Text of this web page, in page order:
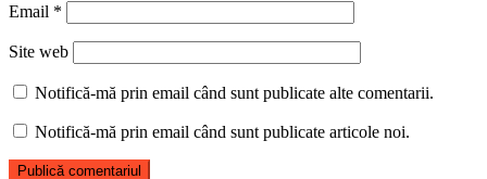
Email *
Site web
Notifică-mă prin email când sunt publicate alte comentarii.
Notifică-mă prin email când sunt publicate articole noi.